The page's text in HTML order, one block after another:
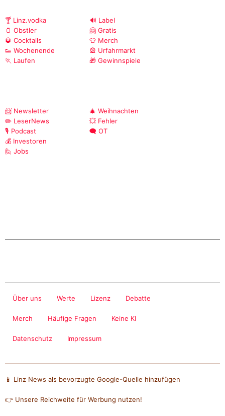
🍸 Linz.vodka
🫙 Obstler
🥃 Cocktails
👟 Wochenende
🏃 Laufen
🔊 Label
🤗 Gratis
👕 Merch
🎡 Urfahrmarkt
🎁 Gewinnspiele
📨 Newsletter
✏️ LeserNews
🎙️ Podcast
💰 Investoren
🙋 Jobs
🎄 Weihnachten
💥 Fehler
🗨️ OT
Über uns Werte Lizenz Debatte
Merch Häufige Fragen Keine KI
Datenschutz Impressum
📱 Linz News als bevorzugte Google-Quelle hinzufügen
👉 Unsere Reichweite für Werbung nutzen!